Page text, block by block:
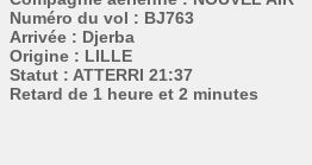
Numéro du vol : BJ763
Arrivée : Djerba
Origine : LILLE
Statut : ATTERRI 21:37
Retard de 1 heure et 2 minutes